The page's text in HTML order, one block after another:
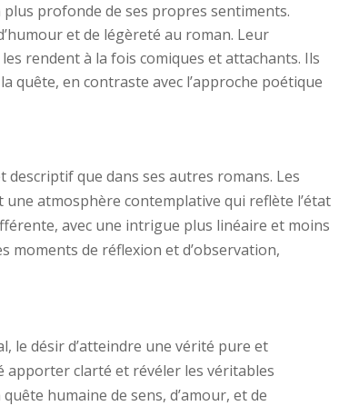
profonde de ses propres sentiments.
et de légèreté au roman. Leur
rendent à la fois comiques et attachants. Ils
quête, en contraste avec l’approche poétique
descriptif que dans ses autres romans. Les
atmosphère contemplative qui reflète l’état
avec une intrigue plus linéaire et moins
moments de réflexion et d’observation,
le désir d’atteindre une vérité pure et
apporter clarté et révéler les véritables
humaine de sens, d’amour, et de